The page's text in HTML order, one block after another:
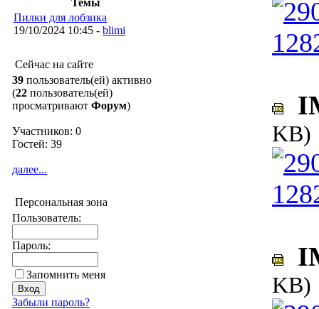
Темы
Пилки для лобзика
19/10/2024 10:45 - blimi
Сейчас на сайте
39 пользователь(ей) активно
(22 пользователь(ей)
просматривают Форум)
Участников: 0
Гостей: 39
далее...
Персональная зона
Пользователь:
Пароль:
Запомнить меня
Забыли пароль?
KB)
KB)